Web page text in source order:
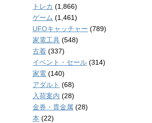
トレカ (1,866)
ゲーム (1,461)
UFOキャッチャー (789)
家電工具 (548)
古着 (337)
イベント・セール (314)
家電 (140)
アダルト (68)
入荷案内 (28)
金券・貴金属 (28)
本 (22)